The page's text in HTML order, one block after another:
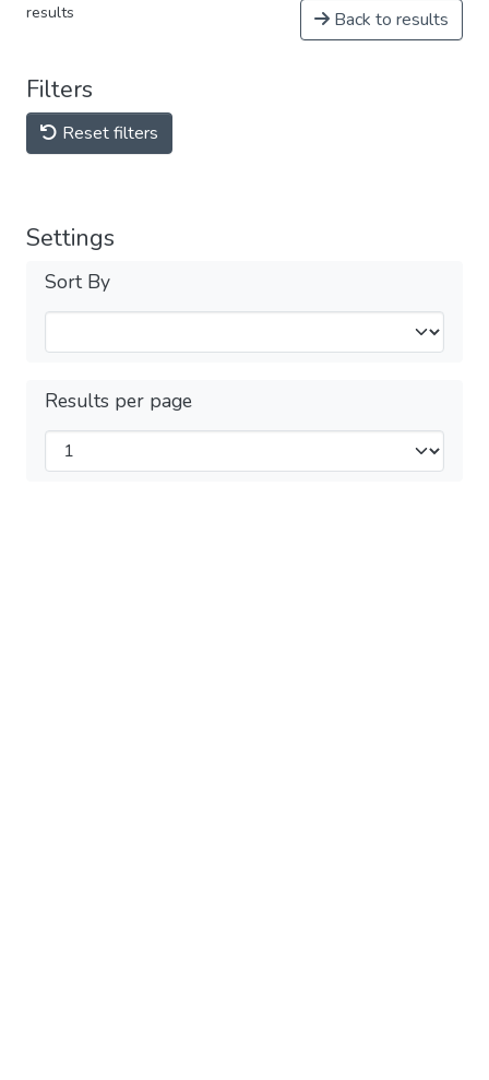
results Back to results
Filters
Reset filters
Settings
Sort By
Results per page